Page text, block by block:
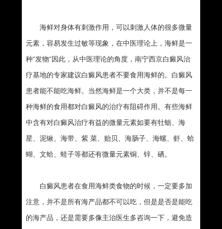
海鲜对身体有刺激作用，可以刺激人体的很多微量
元素，容易发生过敏等现象，在中医理论上，海鲜是一
种“发物“因此，从中医理论的角度，南宁西京白癜风治
疗基地的专家建议白癜风患者不要食用海鲜的。白癜风
患者能不能吃海鲜。当然海鲜是一个大类，并不是每一
种海鲜的食用都对白癜风的治疗有阻碍作用。有些海鲜
中含有对白癜风治疗有益的微量元素如要有牡蛎、海
星、泥锹、海带、紫 菜、贻贝、海肠子、海螺、虾、蛤
蝴、文蛤、蛏子等都还有微量元素铜、锌、硒。
白癜风患者在食用海鲜类食物的时候，一定要多加
注意，并不是所有海产品都不可以吃，但是是否是能吃
的海产品，还是需要多像主治医生多咨询一下，避免造